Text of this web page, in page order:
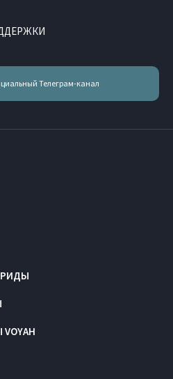
Телеграм-канал